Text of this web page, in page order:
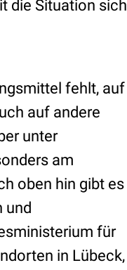
die Situation sich
fehlt, auf
auf andere
unter
am
oben hin gibt es
und
für
in Lübeck,